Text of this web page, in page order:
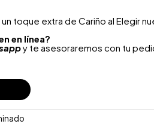
toque extra de Cariño al Elegir
en línea?
y te asesoraremos con tu